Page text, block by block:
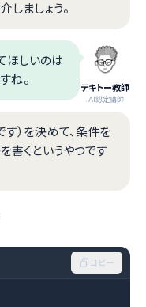
しましょう。
テキトー教師
.AI認定講師
ほしいのは
ね。
）を決めて、条件を
書くというやつです
コピー